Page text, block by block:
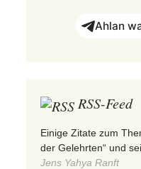
Ahlan
RSS-Feed
Einige Zitate zum
der Gelehrten“ und
Jens Yahya Ranft